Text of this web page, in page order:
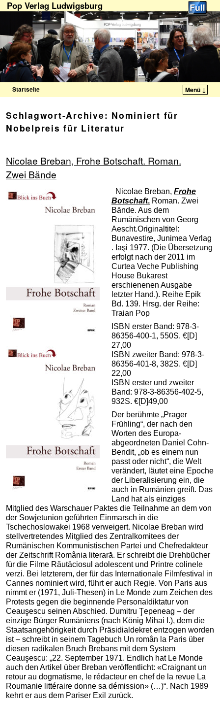
Pop Verlag Ludwigsburg
Startseite Menü ↓
Schlagwort-Archive: Nominiert für
Nobelpreis für Literatur
Nicolae Breban, Frohe Botschaft. Roman.
Zwei Bände
Nicolae Breban, Frohe
Botschaft. Roman. Zwei
Bände. Aus dem
Rumänischen von Georg
Aescht.Originaltitel:
Bunavestire, Junimea Verlag
. Iaşi 1977. (Die Übersetzung
erfolgt nach der 2011 im
Curtea Veche Publishing
House Bukarest
erschienenen Ausgabe
letzter Hand.). Reihe Epik
Bd. 139. Hrsg. der Reihe:
Traian Pop
ISBN erster Band: 978-3-
86356-400-1, 550S. €[D]
27,00
ISBN zweiter Band: 978-3-
86356-401-8, 382S. €[D]
22,00
ISBN erster und zweiter
Band: 978-3-86356-402-5,
932S. €[D]49,00
Der berühmte „Prager
Frühling“, der nach den
Worten des Europa-
abgeordneten Daniel Cohn-
Bendit, „ob es einem nun
passt oder nicht“, die Welt
verändert, läutet eine Epoche
der Liberalisierung ein, die
auch in Rumänien greift. Das
Land hat als einziges
Mitglied des Warschauer Paktes die Teilnahme an dem von
der Sowjetunion geführten Einmarsch in die
Tschechoslowakei 1968 verweigert. Nicolae Breban wird
stellvertretendes Mitglied des Zentralkomitees der
Rumänischen Kommunistischen Partei und Chefredakteur
der Zeitschrift România literară. Er schreibt die Drehbücher
für die Filme Răutăciosul adolescent und Printre colinele
verzi. Bei letzterem, der für das Internationale Filmfestival in
Cannes nominiert wird, führt er auch Regie. Von Paris aus
nimmt er (1971, Juli-Thesen) in Le Monde zum Zeichen des
Protests gegen die beginnende Personaldiktatur von
Ceauşescu seinen Abschied. Dumitru Ţepeneag – der
einzige Bürger Rumäniens (nach König Mihai I.), dem die
Staatsangehörigkeit durch Präsidialdekret entzogen worden
ist – schreibt in seinem Tagebuch Un român la Paris über
diesen radikalen Bruch Brebans mit dem System
Ceauşescu: „22. September 1971. Endlich hat Le Monde
auch den Artikel über Breban veröffentlicht: «Craignant un
retour au dogmatisme, le rédacteur en chef de la revue La
Roumanie littéraire donne sa démission» (…)“. Nach 1989
kehrt er aus dem Pariser Exil zurück.